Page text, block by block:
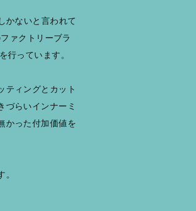
かないと言われて
ァクトリーブラ
行っています。
ティングとカット
づらいインナーミ
かった付加価値を
。